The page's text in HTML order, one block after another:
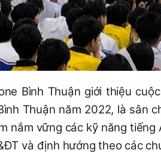
Bình Thuận giới thiệu
Thuận năm 2022, là sân
nắm vững các kỹ năng
và định hướng theo các